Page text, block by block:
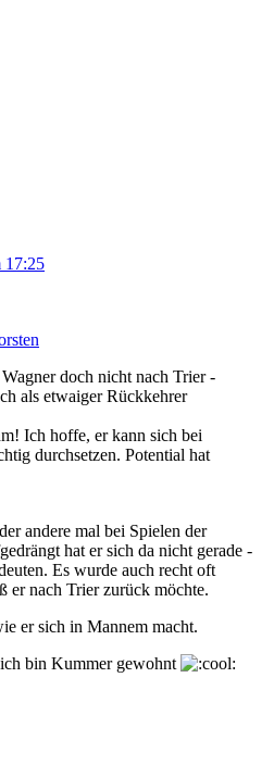
17:25
doch nicht nach Trier -
als etwaiger Rückkehrer
Ich hoffe, er kann sich bei
durchsetzen. Potential hat
andere mal bei Spielen der
hat er sich da nicht gerade -
Es wurde auch recht oft
er nach Trier zurück möchte.
er sich in Mannem macht.
bin Kummer gewohnt